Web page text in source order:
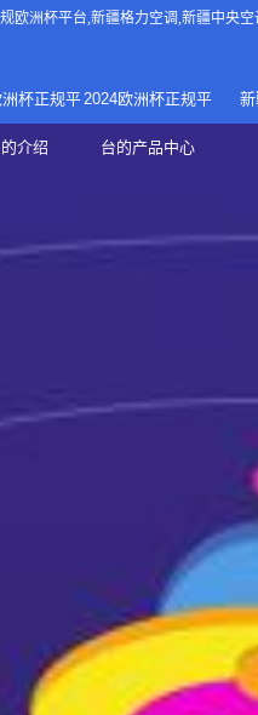
欧洲杯平台,新疆格力空调,新疆中央空
杯正规平
介绍
正规欧洲
2024欧洲杯正规平
台的产品中心
家庭中央空调
家用空调